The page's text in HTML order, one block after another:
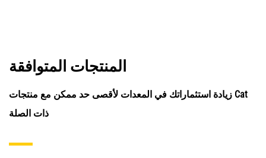
المنتجات المتوافقة
زيادة استثماراتك في المعدات لأقصى حد ممكن مع منتجات Cat
ذات الصلة